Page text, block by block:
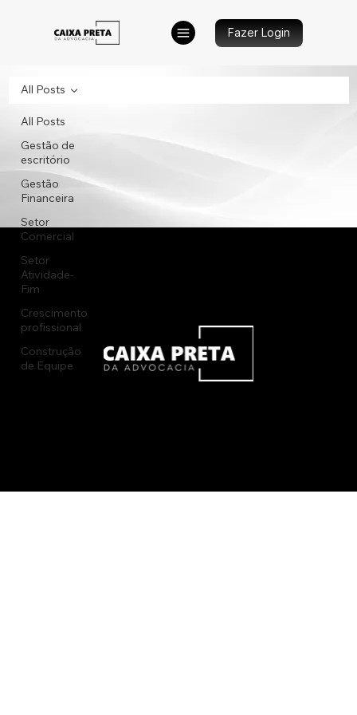
Fazer Login
All Posts
Gestão de
escritório
Gestão
Financeira
Setor
Comercial
Setor
Atividade-
Fim
Crescimento
profissional
Construção
de Equipe
All Posts